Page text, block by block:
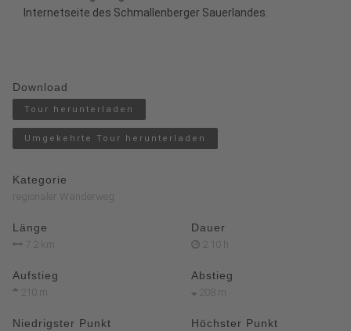
Internetseite des Schmallenberger Sauerlandes
Download
Tour herunterladen
Umgekehrte Tour herunterladen
Kategorie
regionaler Wanderweg
Länge
7.2 km
Dauer
2:10 h
Aufstieg
210 m
Abstieg
208 m
Niedrigster Punkt Höchster Punkt